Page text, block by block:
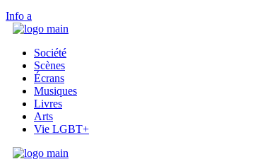
Info
Société
Scènes
Écrans
Musiques
Livres
Arts
Vie LGBT+